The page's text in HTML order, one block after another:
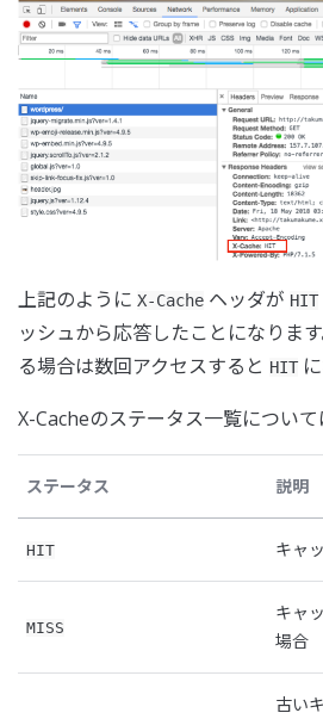
上記のように X-Cache ヘッダが HIT
ッシュから応答したことになりま
る場合は数回アクセスすると HIT
X-Cacheのステータス一覧について
ステータス 説明
HIT キャ
MISS
キャ
場合
古い